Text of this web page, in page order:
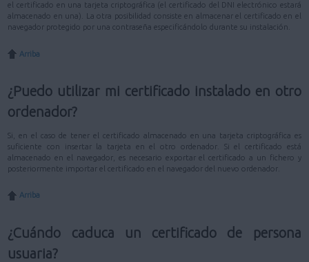
el certificado en una tarjeta criptográfica (el certificado del DNI electrónico estará
almacenado en una). La otra posibilidad consiste en almacenar el certificado en el
navegador protegido por una contraseña especificándolo durante su instalación.
Arriba
¿Puedo utilizar mi certificado instalado en otro
ordenador?
Si, en el caso de tener el certificado almacenado en una tarjeta criptográfica es
suficiente con insertar la tarjeta en el otro ordenador. Si el certificado está
almacenado en el navegador, es necesario exportar el certificado a un fichero y
posteriormente importar el certificado en el navegador del nuevo ordenador.
Arriba
¿Cuándo caduca un certificado de persona
usuaria?